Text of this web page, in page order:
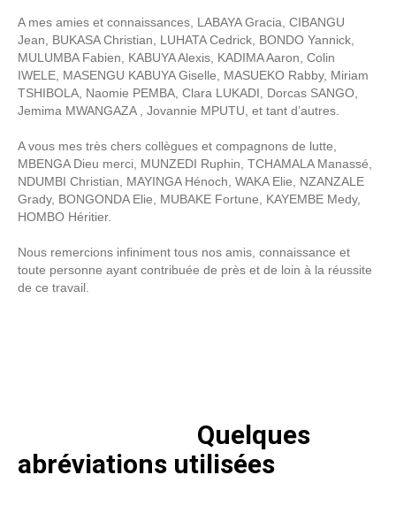
A mes amies et connaissances, LABAYA Gracia, CIBANGU
Jean, BUKASA Christian, LUHATA Cedrick, BONDO Yannick,
MULUMBA Fabien, KABUYA Alexis, KADIMA Aaron, Colin
IWELE, MASENGU KABUYA Giselle, MASUEKO Rabby, Miriam
TSHIBOLA, Naomie PEMBA, Clara LUKADI, Dorcas SANGO,
Jemima MWANGAZA , Jovannie MPUTU, et tant d’autres.
A vous mes très chers collègues et compagnons de lutte,
MBENGA Dieu merci, MUNZEDI Ruphin, TCHAMALA Manassé,
NDUMBI Christian, MAYINGA Hénoch, WAKA Elie, NZANZALE
Grady, BONGONDA Elie, MUBAKE Fortune, KAYEMBE Medy,
HOMBO Héritier.
Nous remercions infiniment tous nos amis, connaissance et
toute personne ayant contribuée de près et de loin à la réussite
de ce travail.
Quelques
abréviations utilisées